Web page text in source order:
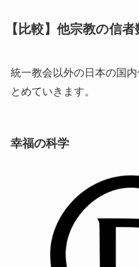
【比較】他宗教の信
統一教会以外の日本の国
とめていきます。
幸福の科学